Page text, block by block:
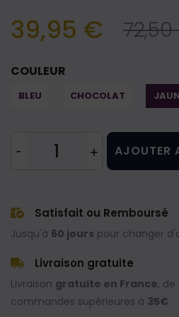
39,95 €
COULEUR
BLEU CHOCOLAT
AJOUTER
Satisfait ou Remboursé
Jusqu'à 60 jours pour changer
Livraison gratuite
Livraison gratuite en France, de
commandes supérieures à 35€.